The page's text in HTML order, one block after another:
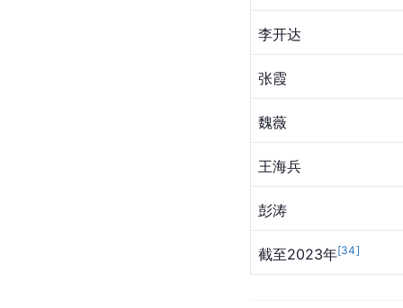
李开达
张霞
魏薇
王海兵
彭涛
截至2023年[34]